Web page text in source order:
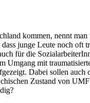
kommen, nennt
junge Leute noch
für die
mit
Dabei sollen
Zustand von